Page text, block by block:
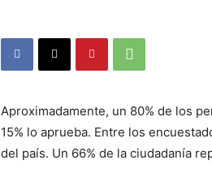
Aproximadamente, un 80% de los
15% lo aprueba. Entre los
del país. Un 66% de la ciudadanía